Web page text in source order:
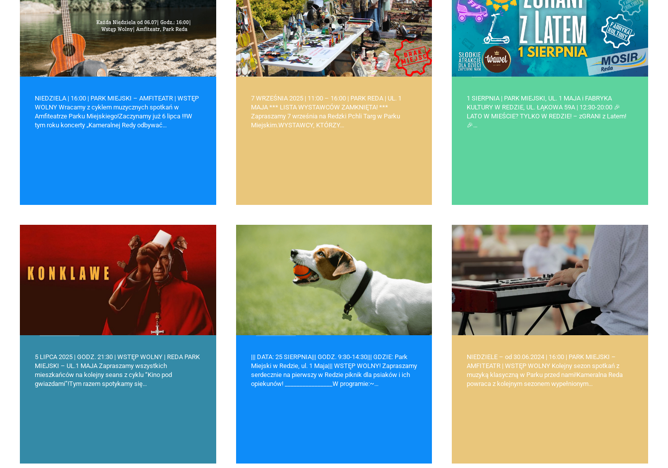
NIEDZIELA | 16:00 | PARK MIEJSKI – AMFITEATR | WSTĘP
WOLNY Wracamy z cyklem muzycznych spotkań w
Amfiteatrze Parku Miejskiego!Zaczynamy już 6 lipca !!!W
tym roku koncerty „Kameralnej Redy odbywać…
7 WRZEŚNIA 2025 | 11:00 – 16:00 | PARK REDA | UL. 1
MAJA *** LISTA WYSTAWCÓW ZAMKNIĘTA! ***
Zapraszamy 7 września na Redzki Pchli Targ w Parku
Miejskim.WYSTAWCY, KTÓRZY…
1 SIERPNIA | PARK MIEJSKI, UL. 1 MAJA i FABRYKA
KULTURY W REDZIE, UL. ŁĄKOWA 59A | 12:30-20:00 🎉
LATO W MIEŚCIE? TYLKO W REDZIE! – zGRANI z Latem!
🎉…
5 LIPCA 2025 | GODZ. 21:30 | WSTĘP WOLNY | REDA PARK
MIEJSKI – UL.1 MAJA Zapraszamy wszystkich
mieszkańców na kolejny seans z cyklu “Kino pod
gwiazdami”!Tym razem spotykamy się…
||| DATA: 25 SIERPNIA||| GODZ. 9:30-14:30||| GDZIE: Park
Miejski w Redzie, ul. 1 Maja||| WSTĘP WOLNY! Zapraszamy
serdecznie na pierwszy w Redzie piknik dla psiaków i ich
opiekunów! ________________W programie:~…
NIEDZIELE – od 30.06.2024 | 16:00 | PARK MIEJSKI –
AMFITEATR | WSTĘP WOLNY Kolejny sezon spotkań z
muzyką klasyczną w Parku przed nami!Kameralna Reda
powraca z kolejnym sezonem wypełnionym…